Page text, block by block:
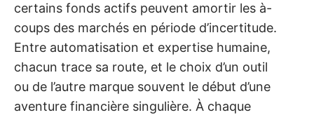
certains fonds actifs peuvent amortir les à-
coups des marchés en période d’incertitude.
Entre automatisation et expertise humaine,
chacun trace sa route, et le choix d’un outil
ou de l’autre marque souvent le début d’une
aventure financière singulière. À chaque